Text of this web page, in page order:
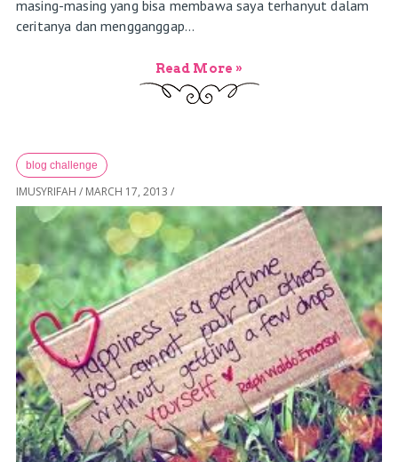
masing-masing yang bisa membawa saya terhanyut dalam
ceritanya dan mengganggap...
Read More »
blog challenge
IMUSYRIFAH / MARCH 17, 2013 /